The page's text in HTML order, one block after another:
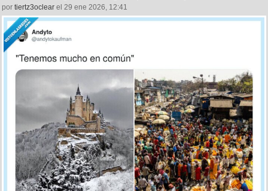
por tiertz3oclear el 29 ene 2026, 12:41